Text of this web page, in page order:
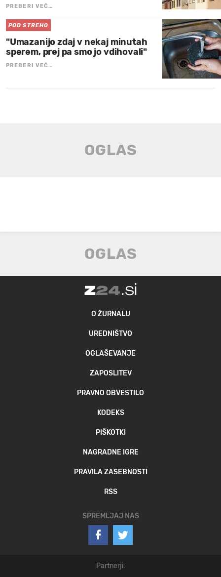
PREBERI VEČ…
POD STREHO
"Umazanijo zdaj v nekaj minutah
sperem, prej pa smo jo vdihovali"
PREBERI VEČ…
O ŽURNALU
UREDNIŠTVO
OGLAŠEVANJE
ZAPOSLITEV
PRAVNO OBVESTILO
KODEKS
PIŠKOTKI
NAGRADNE IGRE
PRAVILA ZASEBNOSTI
RSS
SPREMLJAJ NAS
Partnerji: